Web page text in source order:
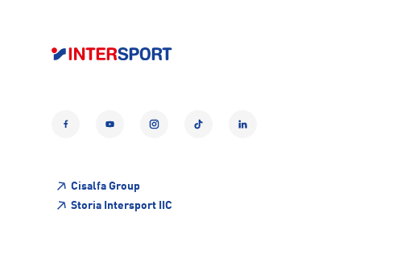
YouTubeInstagramTikTok LinkedIn
Cisalfa Group
Storia Intersport IIC